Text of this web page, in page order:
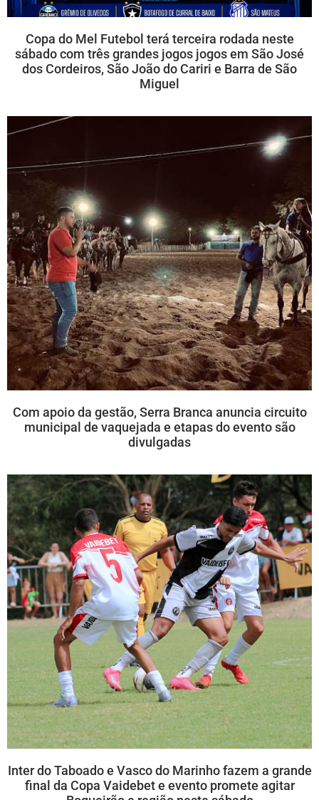
Copa do Mel Futebol terá terceira rodada neste
sábado com três grandes jogos jogos em São José
dos Cordeiros, São João do Cariri e Barra de São
Miguel
Com apoio da gestão, Serra Branca anuncia circuito
municipal de vaquejada e etapas do evento são
divulgadas
Inter do Taboado e Vasco do Marinho fazem a grande
final da Copa Vaidebet e evento promete agitar